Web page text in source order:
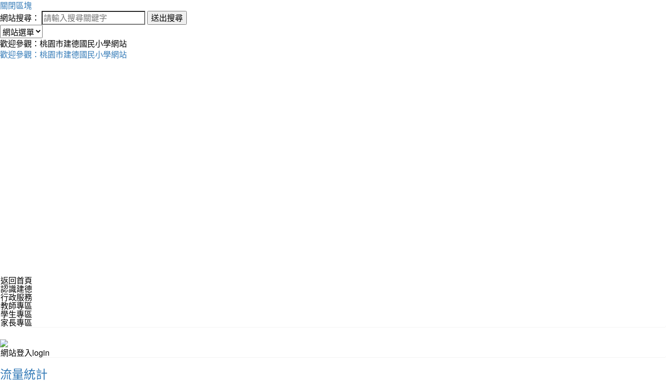
關閉區塊
網站搜尋：
送出搜尋
歡迎參觀：桃園市建德國民小學網站
歡迎參觀：桃園市建德國民小學網站
返回首頁
認識建德
行政服務
教師專區
學生專區
家長專區
網站登入login
流量統計